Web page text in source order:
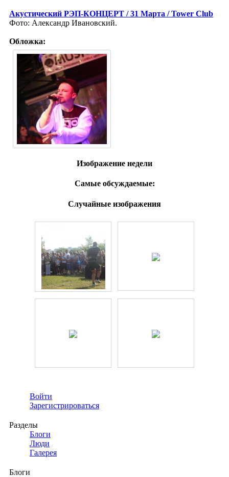
Акустический РЭП-КОНЦЕРТ / 31 Марта / Tower Club
Фото: Александр Ивановский.
Обложка:
Изображение недели
Самые обсуждаемые:
Случайные изображения
Войти
Зарегистрироваться
Разделы
Блоги
Люди
Галерея
Блоги